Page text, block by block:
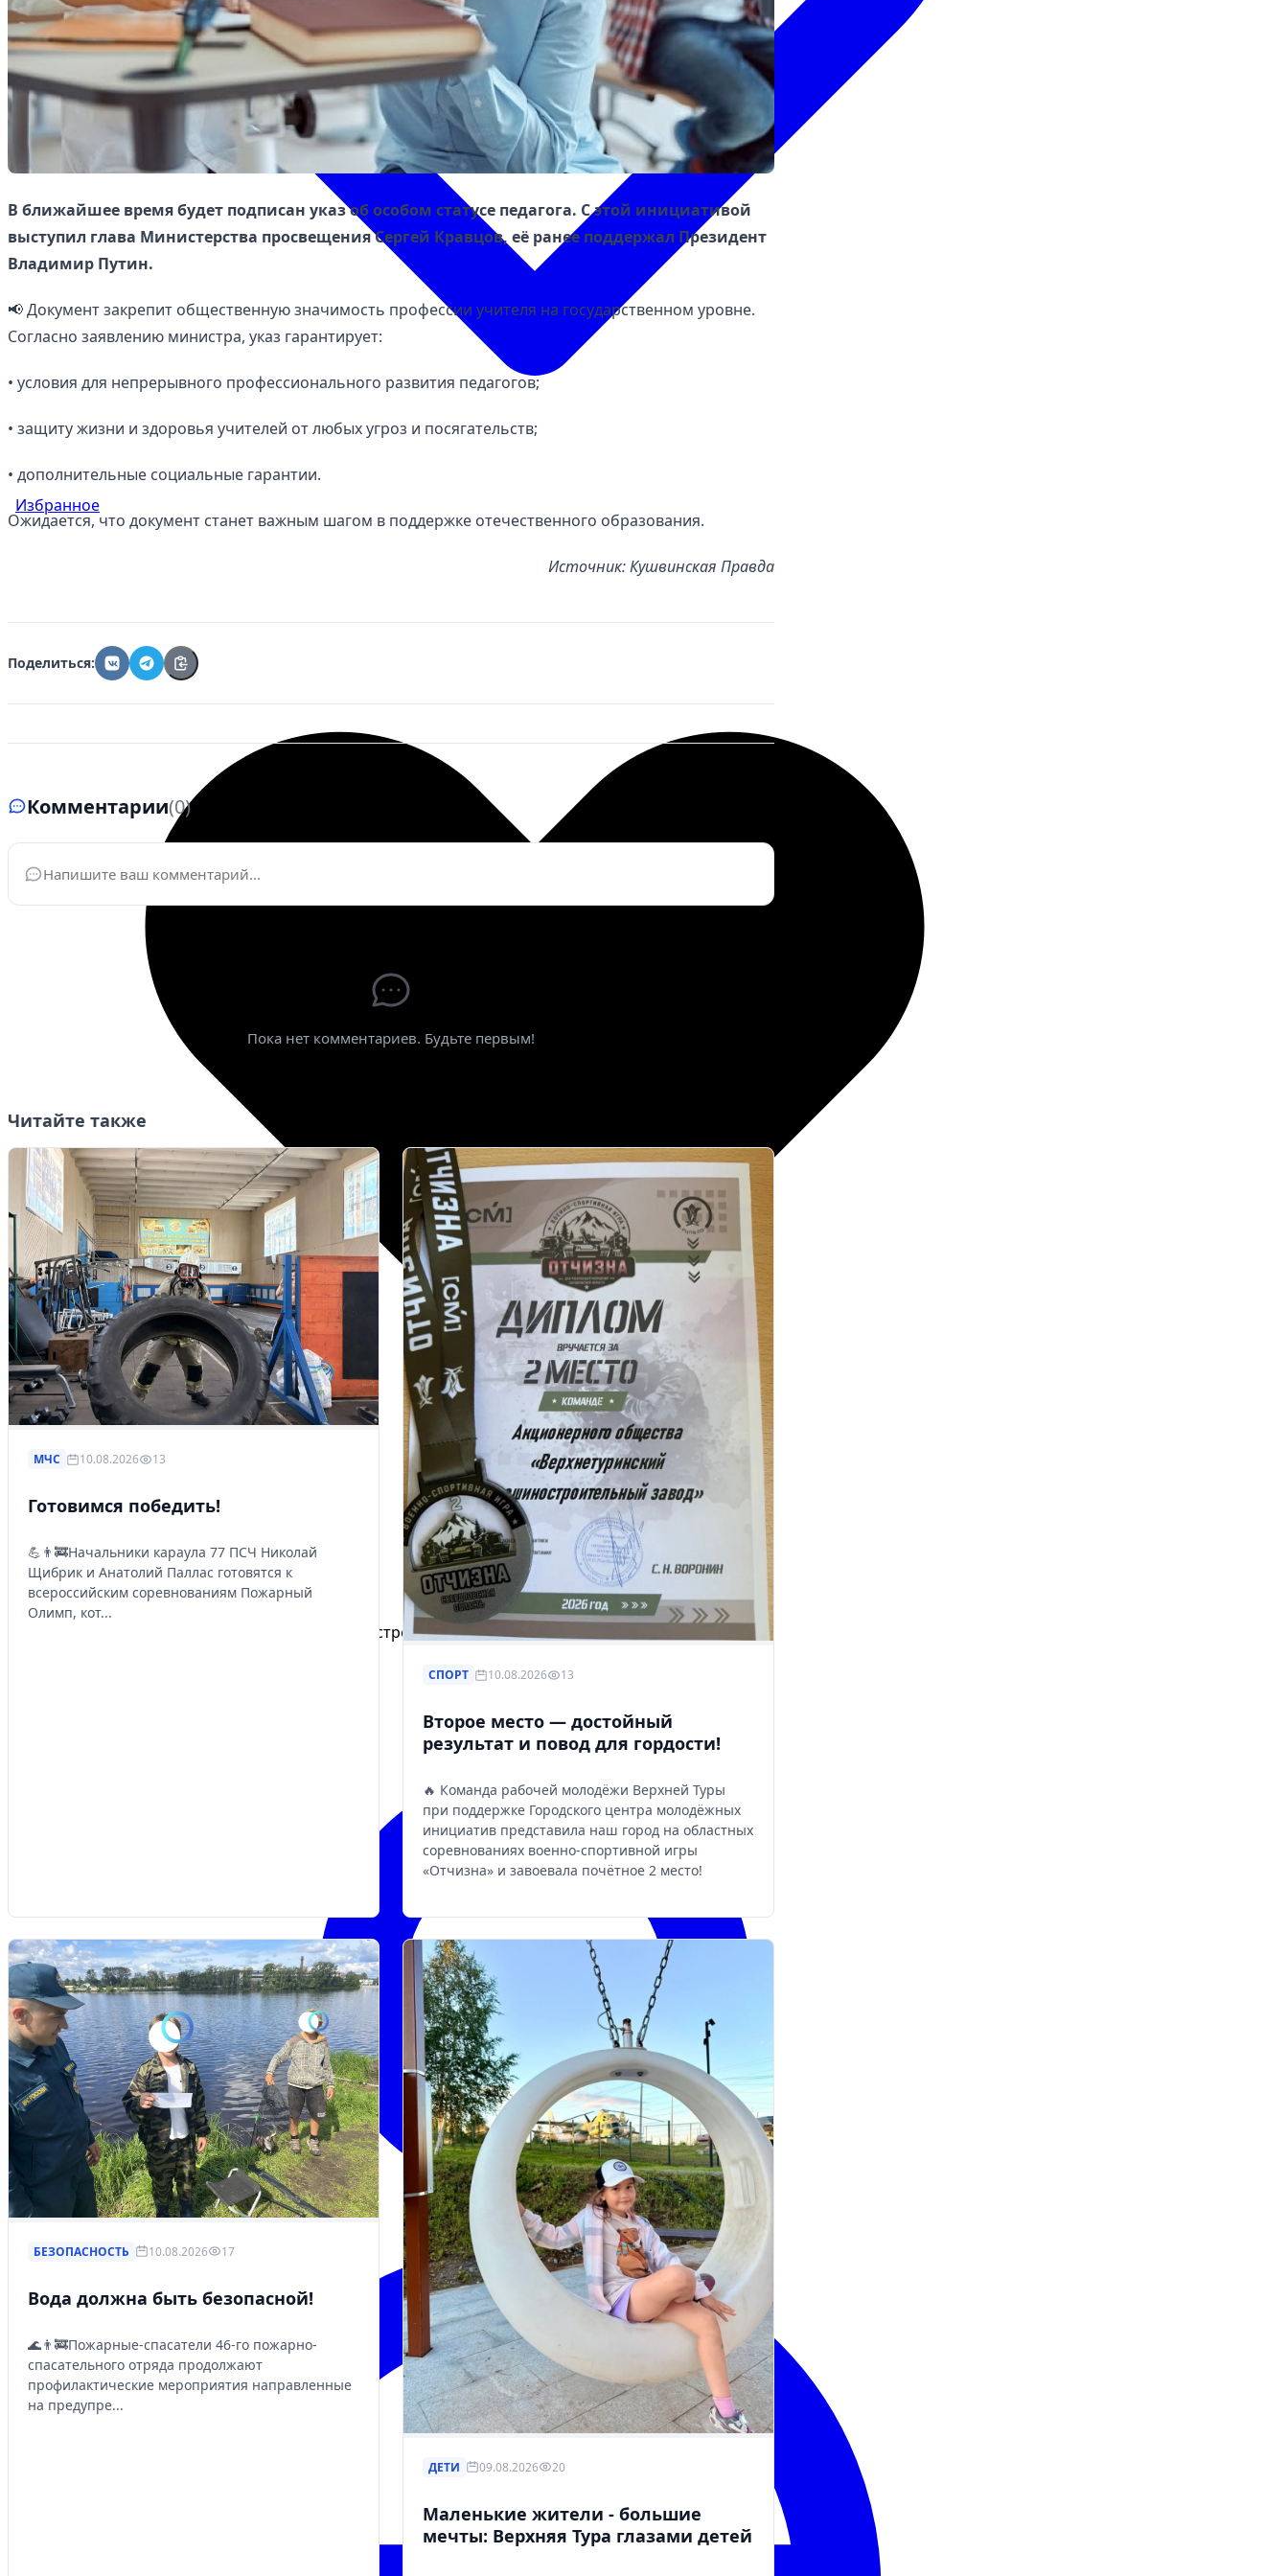
Избранное
Избранное
Сохраняйте интересные объявления, чтобы быстро вернуться к ним позже.
В ближайшее время будет подписан указ об особом статусе педагога. С этой инициативой
выступил глава Министерства просвещения Сергей Кравцов, её ранее поддержал Президент
Владимир Путин.
📢 Документ закрепит общественную значимость профессии учителя на государственном уровне.
Согласно заявлению министра, указ гарантирует:
• условия для непрерывного профессионального развития педагогов;
• защиту жизни и здоровья учителей от любых угроз и посягательств;
• дополнительные социальные гарантии.
Ожидается, что документ станет важным шагом в поддержке отечественного образования.
Источник: Кушвинская Правда
Поделиться:
Комментарии(0)
Ваше имя* Электронная почта*
Пока нет комментариев. Будьте первым!
Читайте также
МЧС 10.08.2026 13
Готовимся победить!
💪👨‍🚒Начальники караула 77 ПСЧ Николай
Щибрик и Анатолий Паллас готовятся к
всероссийским соревнованиям Пожарный
Олимп, кот...
СПОРТ 10.08.2026 13
Второе место — достойный
результат и повод для гордости!
🔥 Команда рабочей молодёжи Верхней Туры
при поддержке Городского центра молодёжных
инициатив представила наш город на областных
соревнованиях военно-спортивной игры
«Отчизна» и завоевала почётное 2 место!
БЕЗОПАСНОСТЬ 10.08.2026 17
Вода должна быть безопасной!
🌊👨‍🚒Пожарные-спасатели 46-го пожарно-
спасательного отряда продолжают
профилактические мероприятия направленные
на предупре...
ДЕТИ 09.08.2026 20
Маленькие жители - большие
мечты: Верхняя Тура глазами детей